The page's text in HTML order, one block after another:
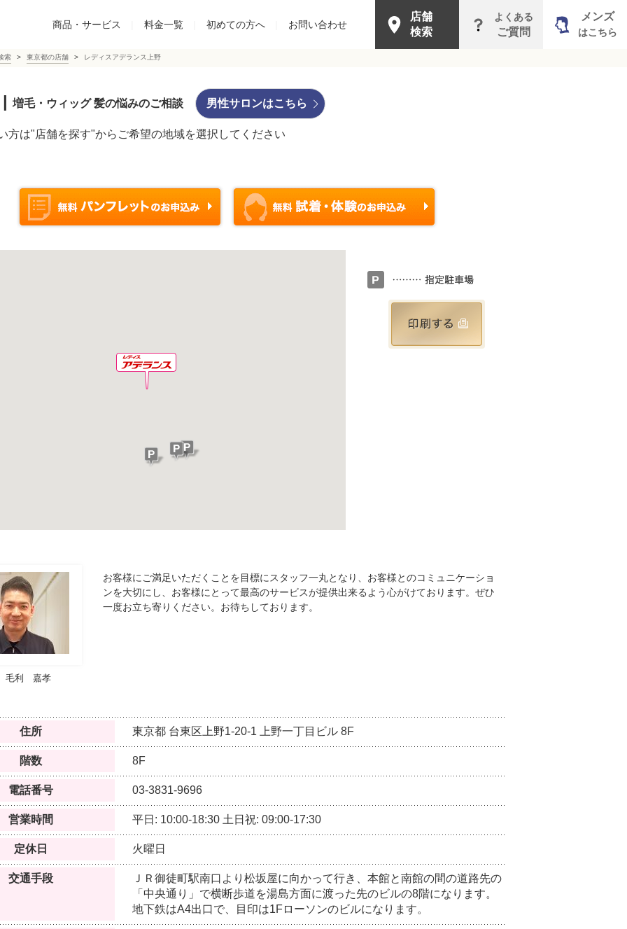
商品・サービス 料金一覧 初めての方へ お問い合わせ
店舗
検索
よくある
ご質問
メンズ
はこちら
索 東京都の店舗 レディスアデランス上野
増毛・ウィッグ 髪の悩みのご相談 男性サロンはこちら
方は"店舗を探す"からご希望の地域を選択してください
毛利 嘉孝
お客様にご満足いただくことを目標にスタッフ一丸となり、お客様とのコミュニケーショ
ンを大切にし、お客様にとって最高のサービスが提供出来るよう心がけております。ぜひ
一度お立ち寄りください。お待ちしております。
住所 東京都 台東区上野1-20-1 上野一丁目ビル 8F
階数 8F
電話番号 03-3831-9696
営業時間 平日: 10:00-18:30 土日祝: 09:00-17:30
定休日 火曜日
交通手段
ＪＲ御徒町駅南口より松坂屋に向かって行き、本館と南館の間の道路先の
「中央通り」で横断歩道を湯島方面に渡った先のビルの8階になります。
地下鉄はA4出口で、目印は1Fローソンのビルになります。